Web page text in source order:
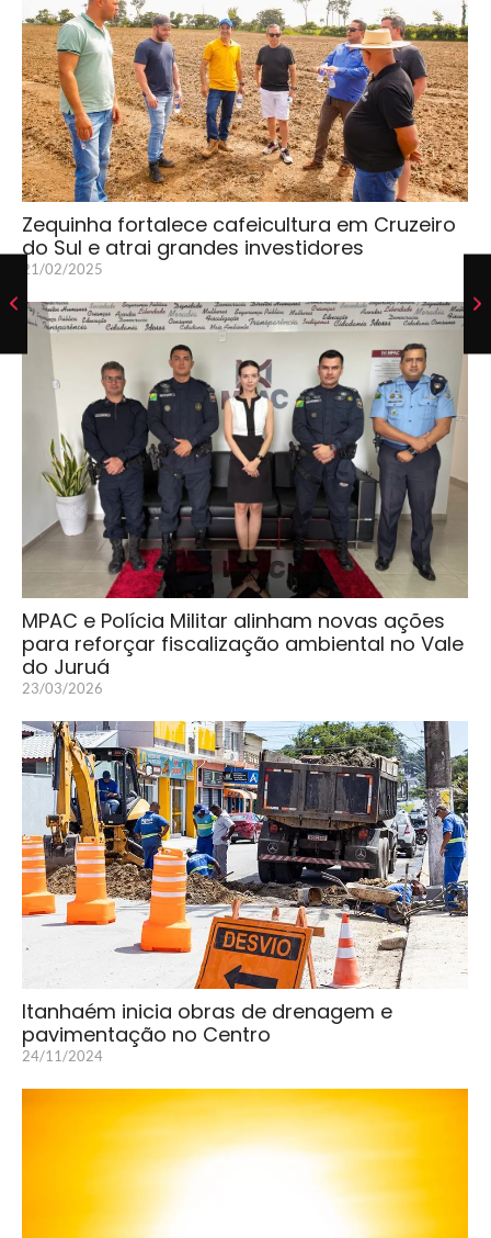
Zequinha fortalece cafeicultura em Cruzeiro
do Sul e atrai grandes investidores
21/02/2025
MPAC e Polícia Militar alinham novas ações
para reforçar fiscalização ambiental no Vale
do Juruá
23/03/2026
Itanhaém inicia obras de drenagem e
pavimentação no Centro
24/11/2024